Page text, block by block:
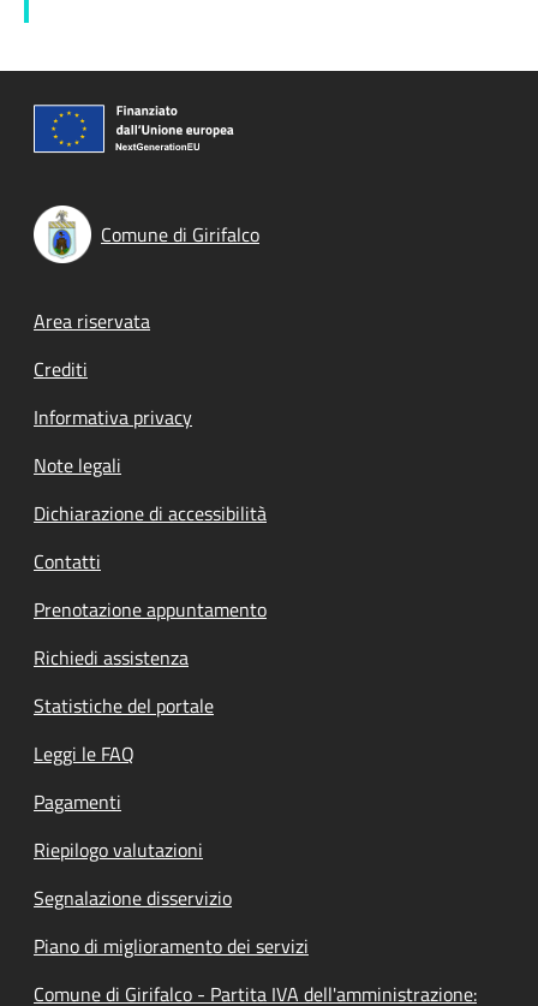
Comune di Girifalco
Footer menu
Area riservata
Crediti
Informativa privacy
Note legali
Dichiarazione di accessibilità
Contatti
Prenotazione appuntamento
Richiedi assistenza
Statistiche del portale
Leggi le FAQ
Pagamenti
Riepilogo valutazioni
Segnalazione disservizio
Piano di miglioramento dei servizi
Comune di Girifalco - Partita IVA dell'amministrazione: